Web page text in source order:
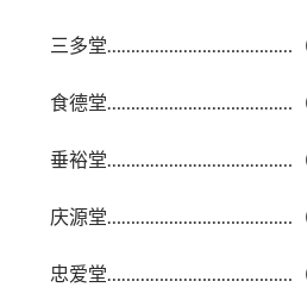
三多堂…………………………………（
食德堂…………………………………（
垂裕堂…………………………………（
庆源堂…………………………………（
忠爱堂…………………………………（